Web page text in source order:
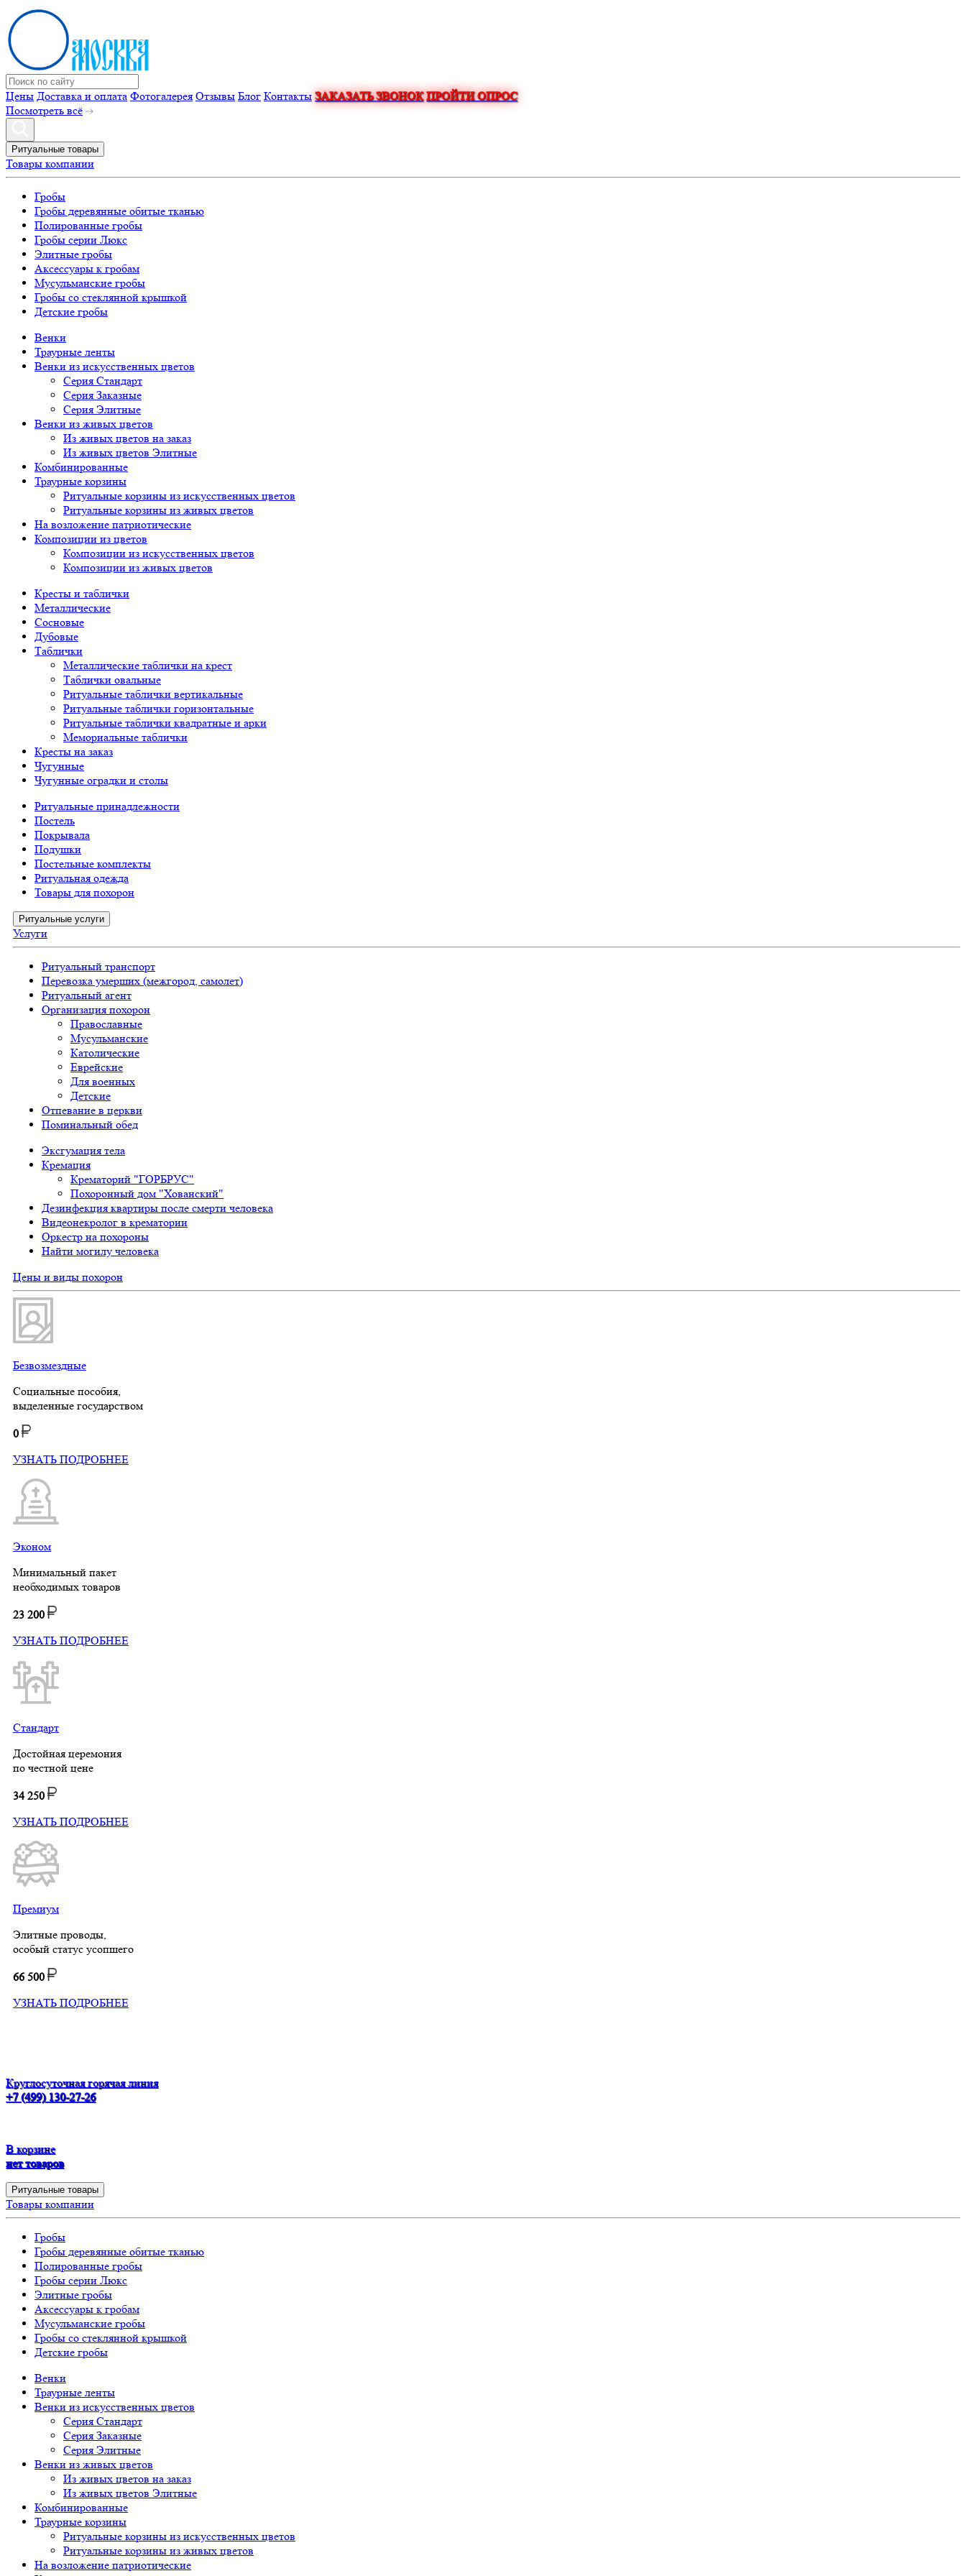
Цены Доставка и оплата Фотогалерея Отзывы Блог Контакты ЗАКАЗАТЬ ЗВОНОК ПРОЙТИ ОПРОС
Посмотреть всё
Ритуальные товары
Товары компании
Гробы
Гробы деревянные обитые тканью
Полированные гробы
Гробы серии Люкс
Элитные гробы
Аксессуары к гробам
Мусульманские гробы
Гробы со стеклянной крышкой
Детские гробы
Венки
Траурные ленты
Венки из искусственных цветов
Серия Стандарт
Серия Заказные
Серия Элитные
Венки из живых цветов
Из живых цветов на заказ
Из живых цветов Элитные
Комбинированные
Траурные корзины
Ритуальные корзины из искусственных цветов
Ритуальные корзины из живых цветов
На возложение патриотические
Композиции из цветов
Композиции из искусственных цветов
Композиции из живых цветов
Кресты и таблички
Металлические
Сосновые
Дубовые
Таблички
Металлические таблички на крест
Таблички овальные
Ритуальные таблички вертикальные
Ритуальные таблички горизонтальные
Ритуальные таблички квадратные и арки
Мемориальные таблички
Кресты на заказ
Чугунные
Чугунные оградки и столы
Ритуальные принадлежности
Постель
Покрывала
Подушки
Постельные комплекты
Ритуальная одежда
Товары для похорон
Ритуальные услуги
Услуги
Ритуальный транспорт
Перевозка умерших (межгород, самолет)
Ритуальный агент
Организация похорон
Православные
Мусульманские
Католические
Еврейские
Для военных
Детские
Отпевание в церкви
Поминальный обед
Эксгумация тела
Кремация
Крематорий "ГОРБРУС"
Похоронный дом "Хованский"
Дезинфекция квартиры после смерти человека
Видеонекролог в крематории
Оркестр на похороны
Найти могилу человека
Цены и виды похорон
Безвозмездные
Социальные пособия,
выделенные государством
0
УЗНАТЬ ПОДРОБНЕЕ
Эконом
Минимальный пакет
необходимых товаров
23 200
УЗНАТЬ ПОДРОБНЕЕ
Стандарт
Достойная церемония
по честной цене
34 250
УЗНАТЬ ПОДРОБНЕЕ
Премиум
Элитные проводы,
особый статус усопшего
66 500
УЗНАТЬ ПОДРОБНЕЕ
Круглосуточная горячая линия
+7 (499) 130-27-26
В корзине
нет товаров
Ритуальные товары
Товары компании
Гробы
Гробы деревянные обитые тканью
Полированные гробы
Гробы серии Люкс
Элитные гробы
Аксессуары к гробам
Мусульманские гробы
Гробы со стеклянной крышкой
Детские гробы
Венки
Траурные ленты
Венки из искусственных цветов
Серия Стандарт
Серия Заказные
Серия Элитные
Венки из живых цветов
Из живых цветов на заказ
Из живых цветов Элитные
Комбинированные
Траурные корзины
Ритуальные корзины из искусственных цветов
Ритуальные корзины из живых цветов
На возложение патриотические